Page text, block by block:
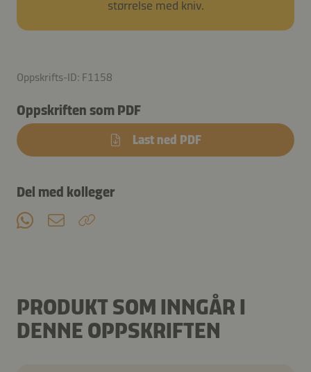
størrelse med kniv.
Oppskrifts-ID: F1158
Oppskriften som PDF
Last ned PDF
Del med kolleger
PRODUKT SOM INNGÅR I
DENNE OPPSKRIFTEN